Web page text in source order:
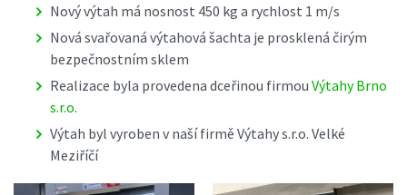
Nový výtah má nosnost 450 kg a rychlost 1 m/s
Nová svařovaná výtahová šachta je prosklená čirým
bezpečnostním sklem
Realizace byla provedena dceřinou firmou Výtahy Brno
s.r.o.
Výtah byl vyroben v naší firmě Výtahy s.r.o. Velké
Meziříčí